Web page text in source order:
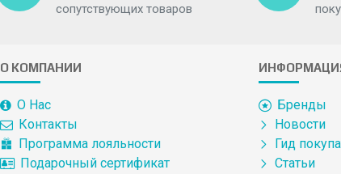
сопутствующих товаров
О КОМПАНИИ
О Нас
Контакты
Программа лояльности
Подарочный сертификат
Бренды
Новости
Гид
Статьи